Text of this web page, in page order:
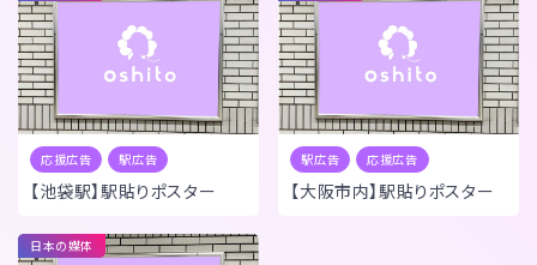
応援広告 駅広告
【池袋駅】駅貼りポスター
駅広告 応援広告
【大阪市内】駅貼りポスター
日本の媒体